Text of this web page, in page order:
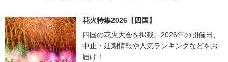
花火特集2026【四国】
四国の花火大会を掲載。2026年の開催日、
中止・延期情報や人気ランキングなどをお
届け！